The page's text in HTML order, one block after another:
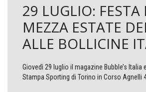
29 LUGLIO: FESTA
MEZZA ESTATE
ALLE BOLLICINE
Giovedì 29 luglio il magazine Bubble’s Italia
Stampa Sporting di Torino in Corso Agnelli